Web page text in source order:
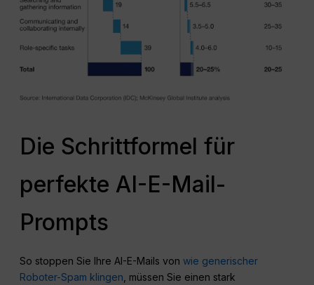
Die Schrittformel für
perfekte AI-E-Mail-
Prompts
So stoppen Sie Ihre AI-E-Mails vonwie generischer
Roboter-Spam klingen , müssen Sie einen stark